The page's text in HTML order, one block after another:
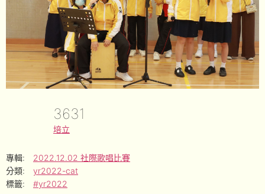
3631
培立
專輯:
2022.12.02 社際歌唱比賽
分類:
yr2022-cat
標籤:
#yr2022